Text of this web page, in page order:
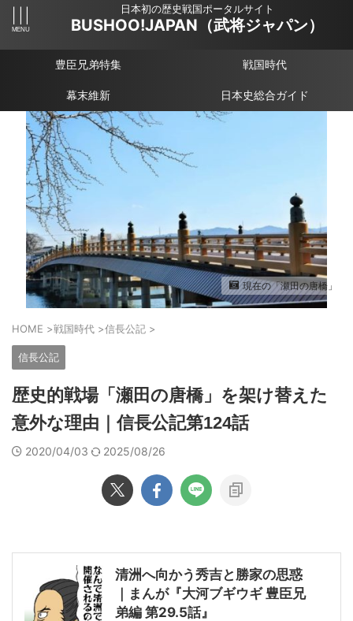
日本初の歴史戦国ポータルサイト
BUSHOO!JAPAN（武将ジャパン）
豊臣兄弟特集 戦国時代
幕末維新 日本史総合ガイド
現在の「瀬田の唐橋」
HOME >戦国時代 >信長公記 >
信長公記
歴史的戦場「瀬田の唐橋」を架け替えた
意外な理由｜信長公記第124話
2020/04/03 2025/08/26
清洲へ向かう秀吉と勝家の思惑
｜まんが『大河ブギウギ 豊臣兄
弟編 第29.5話』